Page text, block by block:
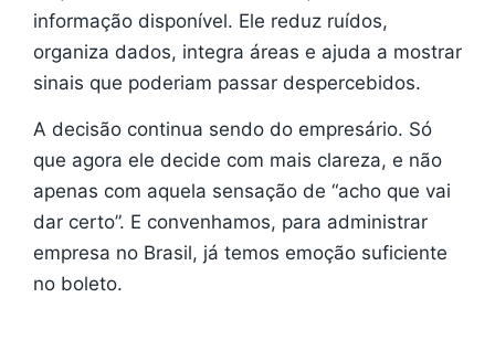
informação disponível. Ele reduz ruídos,
organiza dados, integra áreas e ajuda a mostrar
sinais que poderiam passar despercebidos.
A decisão continua sendo do empresário. Só
que agora ele decide com mais clareza, e não
apenas com aquela sensação de “acho que vai
dar certo”. E convenhamos, para administrar
empresa no Brasil, já temos emoção suficiente
no boleto.